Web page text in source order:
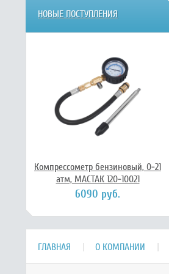
НОВЫЕ ПОСТУПЛЕНИЯ
Компрессометр бензиновый, 0-21
атм, МАСТАК 120-10021
6090 руб.
ГЛАВНАЯ О КОМПАНИИ